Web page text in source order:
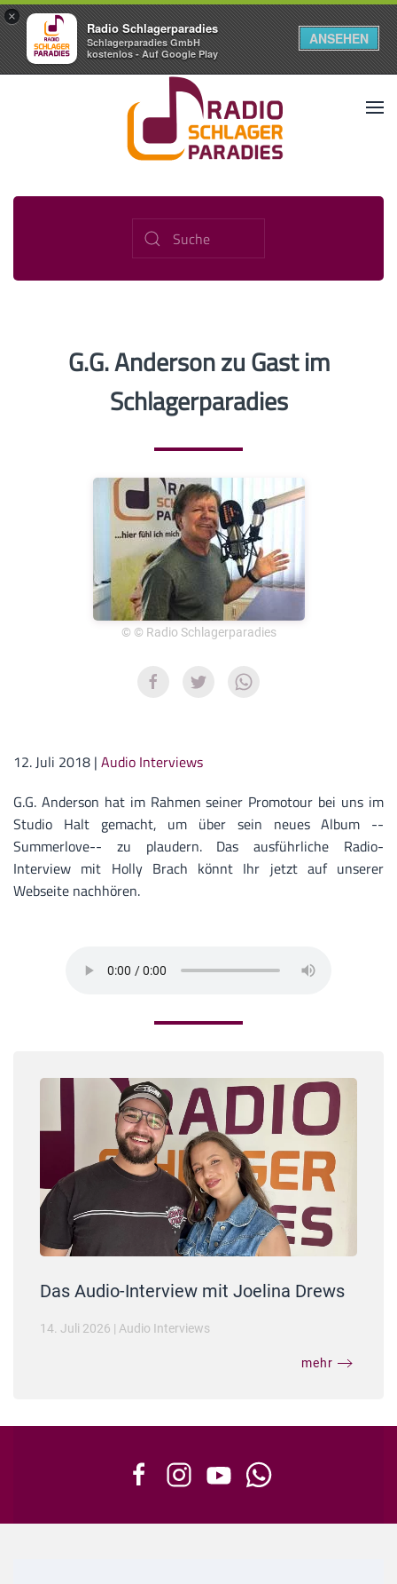
×
Radio Schlagerparadies
Schlagerparadies GmbH
kostenlos - Auf Google Play
ANSEHEN
G.G. Anderson zu Gast im
Schlagerparadies
© © Radio Schlagerparadies
12. Juli 2018 | Audio Interviews
G.G. Anderson hat im Rahmen seiner Promotour bei uns im
Studio Halt gemacht, um über sein neues Album --
Summerlove-- zu plaudern. Das ausführliche Radio-
Interview mit Holly Brach könnt Ihr jetzt auf unserer
Webseite nachhören.
Das Audio-Interview mit Joelina Drews
14. Juli 2026 | Audio Interviews
mehr